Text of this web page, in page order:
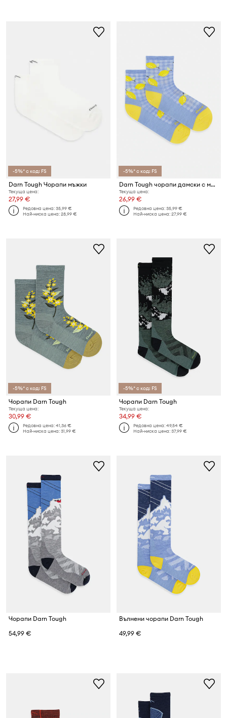
-5%* с код: FS
Darn Tough Чорапи мъжки
Текуща цена:
27,99 €
Редовна цена:35,99 €
Най-ниска цена:28,99 €
-5%* с код: FS
Darn Tough чорапи дамски с мериносова вълна
Текуща цена:
26,99 €
Редовна цена:35,99 €
Най-ниска цена:27,99 €
-5%* с код: FS
Чорапи Darn Tough
Текуща цена:
30,99 €
Редовна цена:41,36 €
Най-ниска цена:31,99 €
-5%* с код: FS
Чорапи Darn Tough
Текуща цена:
34,99 €
Редовна цена:49,54 €
Най-ниска цена:37,99 €
Чорапи Darn Tough
54,99 €
Вълнени чорапи Darn Tough
49,99 €